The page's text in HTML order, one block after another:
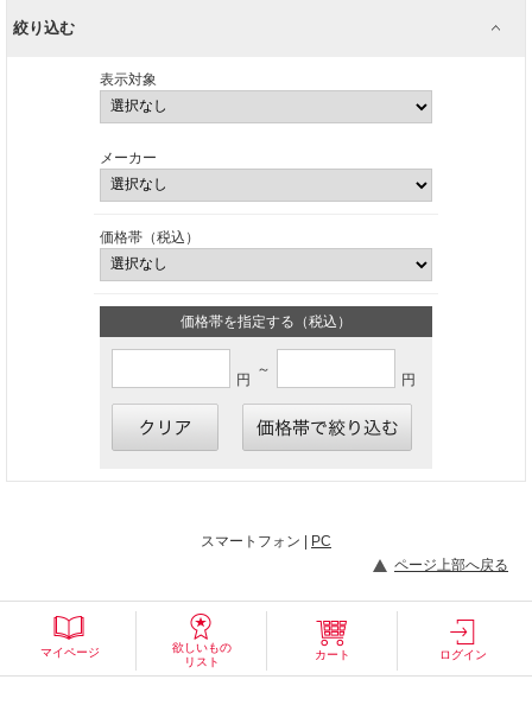
絞り込む
表示対象
メーカー
価格帯（税込）
価格帯を指定する（税込）
円
～
円
スマートフォン | PC
ページ上部へ戻る
マイページ
欲しいもの
リスト
カート ログイン